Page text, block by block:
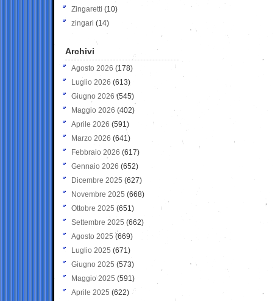
Zingaretti (10)
zingari (14)
Archivi
Agosto 2026 (178)
Luglio 2026 (613)
Giugno 2026 (545)
Maggio 2026 (402)
Aprile 2026 (591)
Marzo 2026 (641)
Febbraio 2026 (617)
Gennaio 2026 (652)
Dicembre 2025 (627)
Novembre 2025 (668)
Ottobre 2025 (651)
Settembre 2025 (662)
Agosto 2025 (669)
Luglio 2025 (671)
Giugno 2025 (573)
Maggio 2025 (591)
Aprile 2025 (622)